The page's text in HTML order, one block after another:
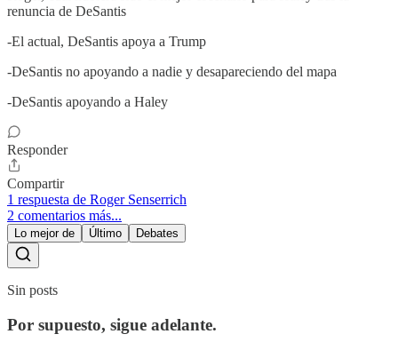
renuncia de DeSantis
-El actual, DeSantis apoya a Trump
-DeSantis no apoyando a nadie y desapareciendo del mapa
-DeSantis apoyando a Haley
Responder
Compartir
1 respuesta de Roger Senserrich
2 comentarios más...
Lo mejor de Último Debates
Sin posts
Por supuesto, sigue adelante.